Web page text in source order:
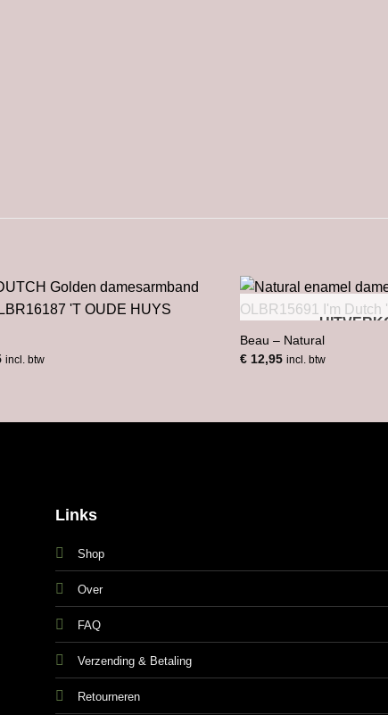
incl. btw
Beau – Natural
€12,95 incl. btw
Links
Shop
Over
FAQ
Verzending & Betaling
Retourneren